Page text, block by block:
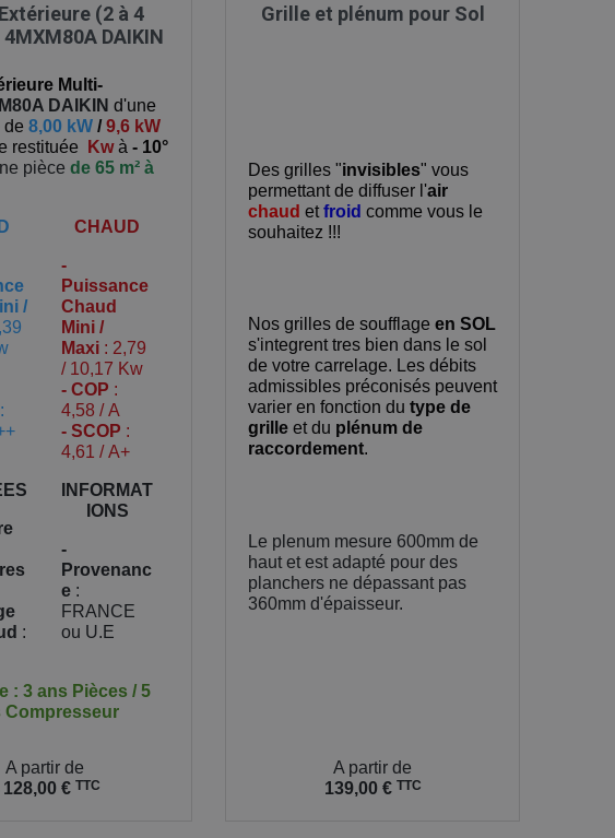
(2 à 4
DAIKIN
Multi-
DAIKIN d'une
de 8,00 kW /9,6 kW
restituée Kwà - 10°
pièce de 65 m² à
/
:
CHAUD
-
Puissance
Chaud
Mini /
Maxi : 2,79
/ 10,17 Kw
- COP :
4,58 / A
- SCOP :
4,61 / A+
:
INFORMAT
IONS
-
Provenanc
e :
FRANCE
ou U.E
: 3 ans Pièces / 5
Compresseur
A partir de
128,00 € TTC
Grille et plénum pour Sol
Des grilles "invisibles" vous
permettant de diffuser l'air
chaud etfroid comme vous le
souhaitez !!!
Nos grilles de soufflage en SOL
s'integrent tres bien dans le sol
de votre carrelage. Les débits
admissibles préconisés peuvent
varier en fonction du type de
grille et du plénum de
raccordement.
Le plenum mesure 600mm de
haut et est adapté pour des
planchers ne dépassant pas
360mm d'épaisseur.
A partir de
139,00 € TTC